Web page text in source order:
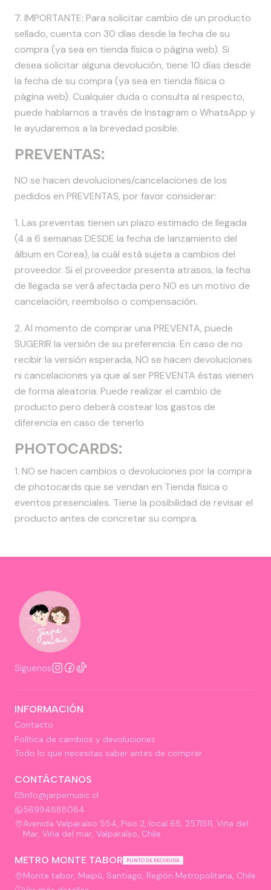
7. IMPORTANTE: Para solicitar cambio de un producto
sellado, cuenta con 30 días desde la fecha de su
compra (ya sea en tienda física o página web). Si
desea solicitar alguna devolución, tiene 10 días desde
la fecha de su compra (ya sea en tienda física o
página web). Cualquier duda o consulta al respecto,
puede hablarnos a través de Instagram o WhatsApp y
le ayudaremos a la brevedad posible.
PREVENTAS:
NO se hacen devoluciones/cancelaciones de los
pedidos en PREVENTAS, por favor considerar:
1. Las preventas tienen un plazo estimado de llegada
(4 a 6 semanas DESDE la fecha de lanzamiento del
álbum en Corea), la cuál está sujeta a cambios del
proveedor. Si el proveedor presenta atrasos, la fecha
de llegada se verá afectada pero NO es un motivo de
cancelación, reembolso o compensación.
2. Al momento de comprar una PREVENTA, puede
SUGERIR la versión de su preferencia. En caso de no
recibir la versión esperada, NO se hacen devoluciones
ni cancelaciones ya que al ser PREVENTA éstas vienen
de forma aleatoria. Puede realizar el cambio de
producto pero deberá costear los gastos de
diferencia en caso de tenerlo
PHOTOCARDS:
1. NO se hacen cambios o devoluciones por la compra
de photocards que se vendan en Tienda física o
eventos presenciales. Tiene la posibilidad de revisar el
producto antes de concretar su compra.
Síguenos
INFORMACIÓN
Contacto
Política de cambios y devoluciones
Todo lo que necesitas saber antes de comprar
CONTÁCTANOS
info@jarpemusic.cl
56994888084
Avenida Valparaíso 554, Piso 2, local 65, 2571511, Viña del
Mar, Viña del mar, Valparaíso, Chile
METRO MONTE TABOR PUNTO DE RECOGIDA
Monte tabor, Maipú, Santiago, Región Metropolitana, Chile